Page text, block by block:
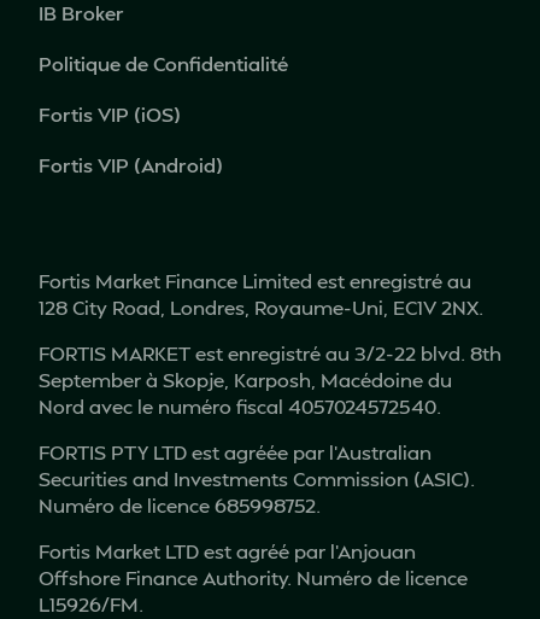
IB Broker
Politique de Confidentialité
Fortis VIP (iOS)
Fortis VIP (Android)
Fortis Market Finance Limited est enregistré au
128 City Road, Londres, Royaume-Uni, EC1V 2NX.
FORTIS MARKET est enregistré au 3/2-22 blvd. 8th
September à Skopje, Karposh, Macédoine du
Nord avec le numéro fiscal 4057024572540.
FORTIS PTY LTD est agréée par l’Australian
Securities and Investments Commission (ASIC).
Numéro de licence 685998752.
Fortis Market LTD est agréé par l'Anjouan
Offshore Finance Authority. Numéro de licence
L15926/FM.